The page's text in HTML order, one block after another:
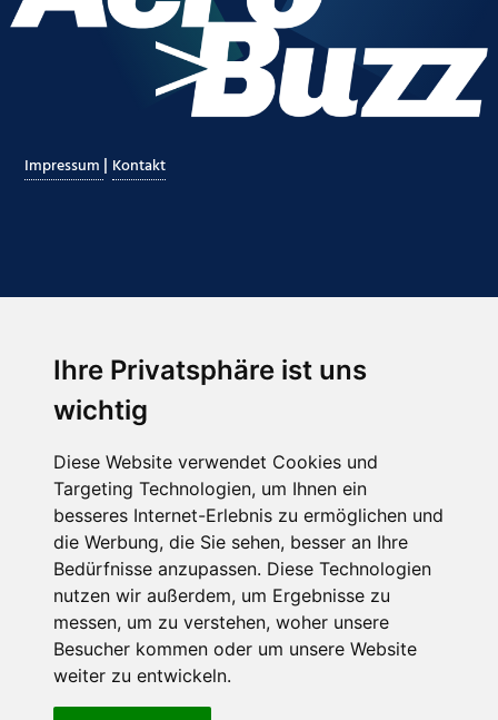
Ihre Privatsphäre ist uns
wichtig
Diese Website verwendet Cookies und
Targeting Technologien, um Ihnen ein
besseres Internet-Erlebnis zu ermöglichen und
die Werbung, die Sie sehen, besser an Ihre
Bedürfnisse anzupassen. Diese Technologien
nutzen wir außerdem, um Ergebnisse zu
messen, um zu verstehen, woher unsere
Besucher kommen oder um unsere Website
weiter zu entwickeln.
Impressum | Kontakt
Hier finden Sie uns auch
Abonnieren Sie unseren Newsletter
Email*